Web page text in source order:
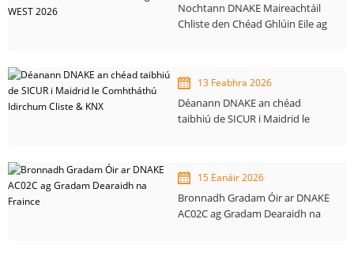
Nochtann DNAKE Maireachtáil
Chliste den Chéad Ghlúin Eile ag
13 Feabhra 2026
Déanann DNAKE an chéad
taibhiú de SICUR i Maidrid le
15 Eanáir 2026
Bronnadh Gradam Óir ar DNAKE
AC02C ag Gradam Dearaidh na